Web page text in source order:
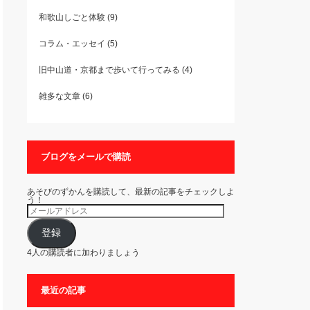
和歌山しごと体験(9)
コラム・エッセイ (5)
旧中山道・京都まで歩いて行ってみる (4)
雑多な文章(6)
ブログをメールで購読
あそびのずかんを購読して、最新の記事をチェックしよ
う！
メ
ー
ル
ア
ド
レ
ス
登録
4人の購読者に加わりましょう
最近の記事